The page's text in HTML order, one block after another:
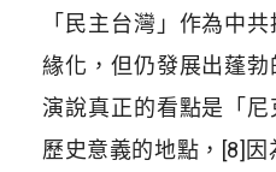
「民主台灣」作為中
緣化，但仍發展出蓬
演說真正的看點是「
歷史意義的地點，[8]